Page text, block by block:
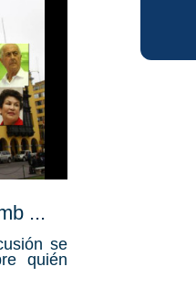
...
se
quién